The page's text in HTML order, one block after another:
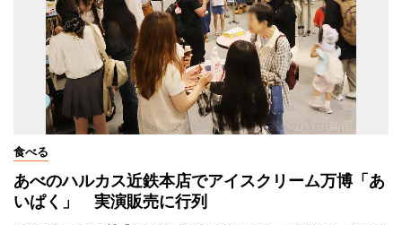
食べる
あべのハルカス近鉄本店でアイスクリーム万博「あ
いぱく」 実演販売に行列